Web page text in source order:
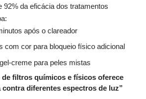
92% da eficácia dos tratamentos
após o clareador
com cor para bloqueio físico adicional
creme para peles mistas
de filtros químicos e físicos oferece
contra diferentes espectros de luz”